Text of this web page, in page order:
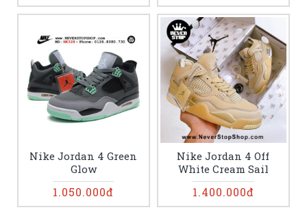
Nike Jordan 4 Green
Glow
1.050.000đ
Nike Jordan 4 Off
White Cream Sail
1.400.000đ